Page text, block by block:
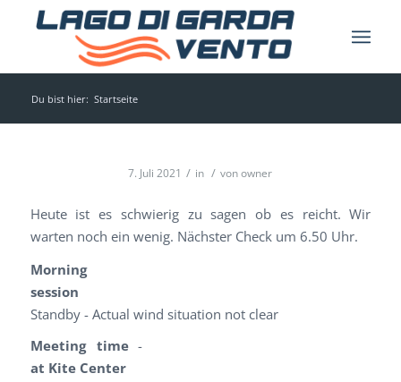
Du bist hier: Startseite
7. Juli 2021 / in / vonowner
Heute ist es schwierig zu sagen ob es reicht. Wir
warten noch ein wenig. Nächster Check um 6.50 Uhr.
Morning
session
Standby - Actual wind situation not clear
Meeting time
at Kite Center
-